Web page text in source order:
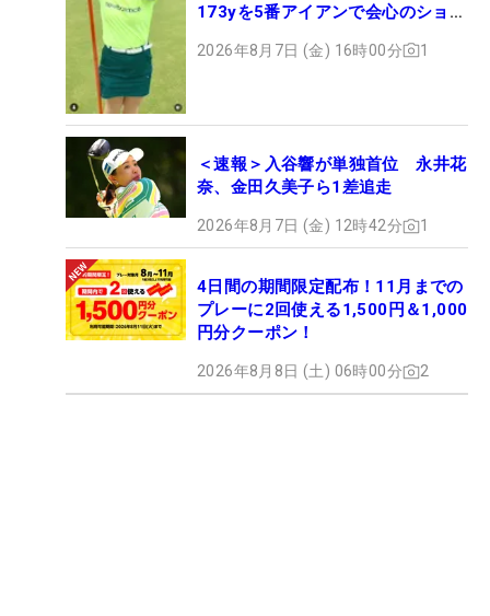
173yを5番アイアンで会心のショッ
2026年8月7日 (金) 16時00分 1
＜速報＞入谷響が単独首位 永井花
奈、金田久美子ら1差追走
2026年8月7日 (金) 12時42分 1
4日間の期間限定配布！11月までの
プレーに2回使える1,500円＆1,000
円分クーポン！
2026年8月8日 (土) 06時00分 2